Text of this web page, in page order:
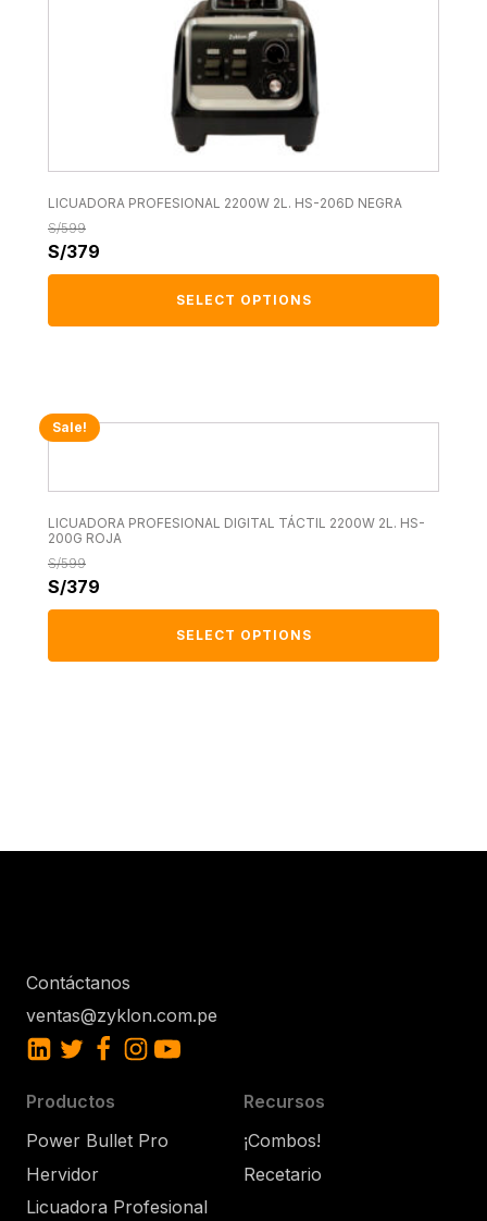
LICUADORA PROFESIONAL 2200W 2L. HS-206D NEGRA
S/599
S/379
SELECT OPTIONS
Sale!
LICUADORA PROFESIONAL DIGITAL TÁCTIL 2200W 2L. HS-
200G ROJA
S/599
S/379
SELECT OPTIONS
Contáctanos
ventas@zyklon.com.pe
Productos
Power Bullet Pro
Hervidor
Licuadora Profesional
Recursos
¡Combos!
Recetario